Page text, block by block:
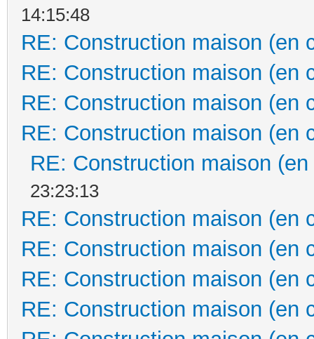
14:15:48
RE: Construction maison (en
RE: Construction maison (en
RE: Construction maison (en
RE: Construction maison (en
RE: Construction maison
23:23:13
RE: Construction maison (en
RE: Construction maison (en
RE: Construction maison (en
RE: Construction maison (en